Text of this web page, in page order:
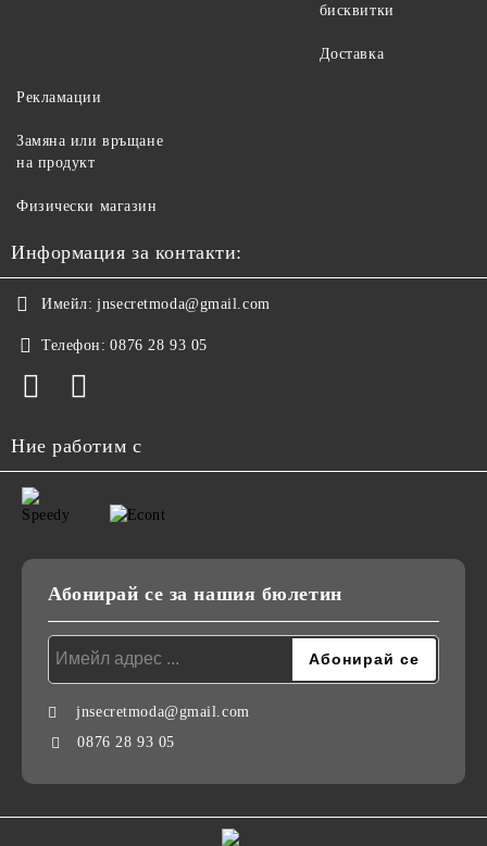
бисквитки
Доставка
Рекламации
Замяна или връщане
на продукт
Физически магазин
Информация за контакти:
Имейл: jnsecretmoda@gmail.com
Телефон: 0876 28 93 05
Ние работим с
Абонирай се за нашия бюлетин
jnsecretmoda@gmail.com
0876 28 93 05